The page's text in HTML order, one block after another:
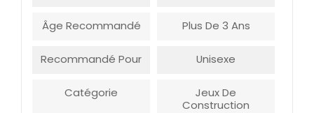
Âge Recommandé Plus De 3 Ans
Recommandé Pour Unisexe
Catégorie
Jeux De
Construction